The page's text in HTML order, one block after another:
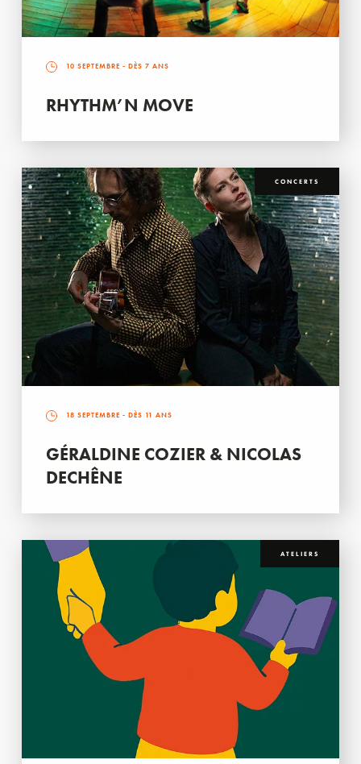
10 SEPTEMBRE - DÈS 7 ANS
RHYTHM’N MOVE
CONCERTS
18 SEPTEMBRE - DÈS 11 ANS
GÉRALDINE COZIER & NICOLAS
DECHÊNE
ATELIERS